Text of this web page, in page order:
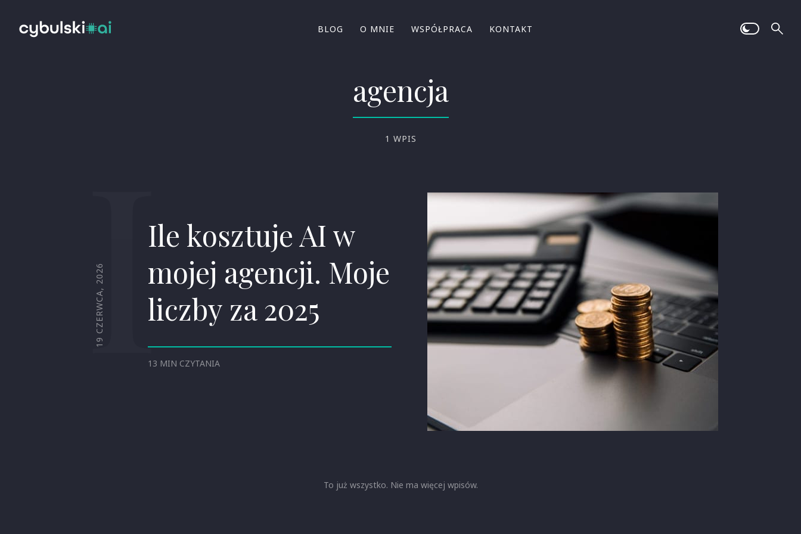
BLOG O MNIE WSPÓŁPRACA KONTAKT
agencja
1 WPIS
19 CZERWCA, 2026
IIle kosztuje AI w
mojej agencji. Moje
liczby za 2025
13 MIN CZYTANIA
To już wszystko. Nie ma więcej wpisów.